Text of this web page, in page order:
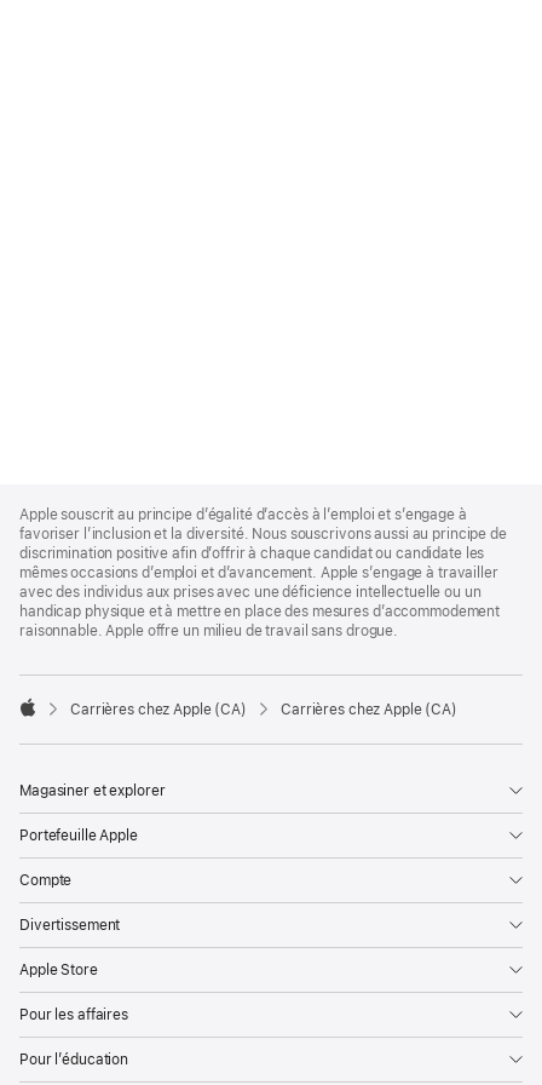
Footer
Apple souscrit au principe d’égalité d’accès à l’emploi et s’engage à
favoriser l’inclusion et la diversité. Nous souscrivons aussi au principe de
discrimination positive afin d’offrir à chaque candidat ou candidate les
mêmes occasions d’emploi et d’avancement. Apple s’engage à travailler
avec des individus aux prises avec une déficience intellectuelle ou un
handicap physique et à mettre en place des mesures d’accommodement
raisonnable. Apple offre un milieu de travail sans drogue.

Carrières chez Apple (CA) Carrières chez Apple (CA)
Magasiner et explorer
Portefeuille Apple
Compte
Divertissement
Apple Store
Pour les affaires
Pour l’éducation